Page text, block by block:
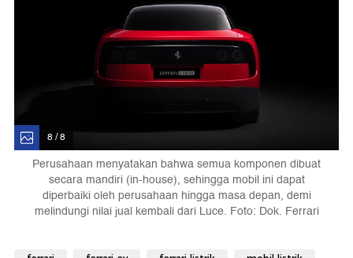
8 / 8
Perusahaan menyatakan bahwa semua komponen dibuat
secara mandiri (in-house), sehingga mobil ini dapat
diperbaiki oleh perusahaan hingga masa depan, demi
melindungi nilai jual kembali dari Luce. Foto: Dok. Ferrari